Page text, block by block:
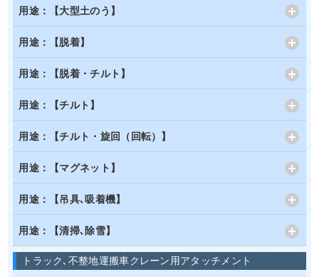
用途：【大型土のう】
用途：【脱着】
用途：【脱着・チルト】
用途：【チルト】
用途：【チルト・旋回（回転）】
用途：【マグネット】
用途：【吊具､吸着機】
用途：【清掃､除雪】
トラック､不整地運搬車クレーン用アタッチメント